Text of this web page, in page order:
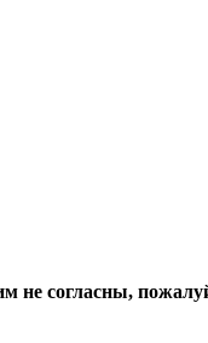
не согласны,